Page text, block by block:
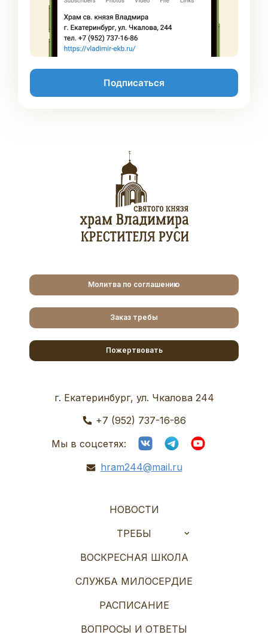
Подписаться
Молитва по соглашению
Заказ требы
Пожертвовать
г. Екатеринбург, ул. Чкалова 244
+7 (952) 737-16-86
Мы в соцсетях:
hram244@mail.ru
НОВОСТИ
ТРЕБЫ
ВОСКРЕСНАЯ ШКОЛА
СЛУЖБА МИЛОСЕРДИЕ
РАСПИСАНИЕ
ВОПРОСЫ И ОТВЕТЫ